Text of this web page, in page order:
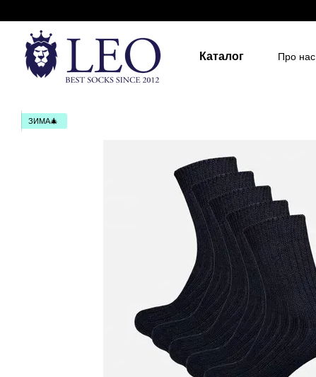
Каталог Про нас
ЗИМА🎄